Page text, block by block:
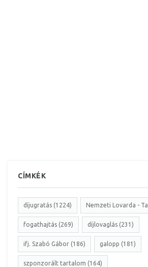
CÍMKÉK
díjugratás (1224) Nemzeti Lovarda -
fogathajtás (269) díjlovaglás (231)
ifj. Szabó Gábor (186) galopp (181)
szponzorált tartalom (164)